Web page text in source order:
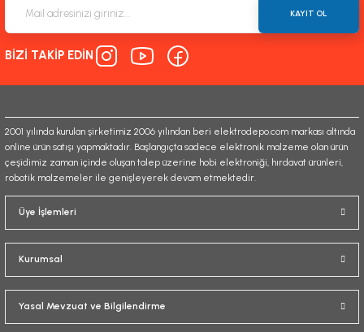
Ürün açıklamasında eksik bilgiler bulunuyor.
Ürün bilgilerinde hatalar bulunuyor.
Ürün fiyatı diğer sitelerden daha pahalı.
Gönder
KAYIT OL
BİZİ TAKİP EDİN
2001 yılında kurulan şirketimiz 2006 yılından beri elektrodepo.com markası altında
online ürün satışı yapmaktadır. Başlangıçta sadece elektronik malzeme olan ürün
çeşidimiz zaman içinde oluşan talep üzerine hobi elektroniği, hırdavat ürünleri,
robotik malzemeler ile genişleyerek devam etmektedir.
Üye İşlemleri
Kurumsal
Yasal Mevzuat ve Bilgilendirme